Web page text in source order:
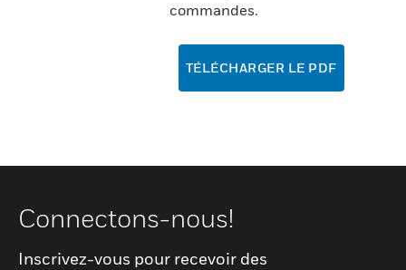
commandes.
TÉLÉCHARGER LE PDF
Connectons-nous!
Inscrivez-vous pour recevoir des